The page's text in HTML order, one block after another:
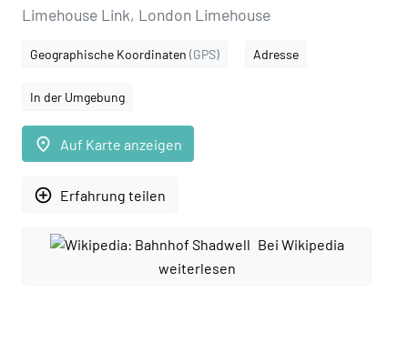
Limehouse Link, London Limehouse
Geographische Koordinaten (GPS) Adresse
In der Umgebung
place Auf Karte anzeigen
add_circle_outline Erfahrung teilen
Bei Wikipedia
weiterlesen